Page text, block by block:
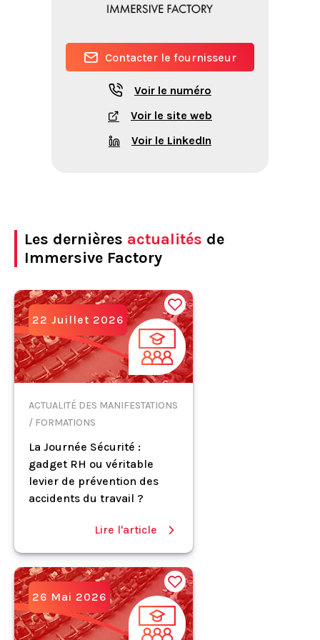
Contacter le fournisseur
Voir le numéro
Voir le site web
Voir le LinkedIn
Les dernières actualités de
Immersive Factory
22 Juillet 2026
ACTUALITÉ DES MANIFESTATIONS
/ FORMATIONS
La Journée Sécurité :
gadget RH ou véritable
levier de prévention des
accidents du travail ?
Lire l'article
26 Mai 2026